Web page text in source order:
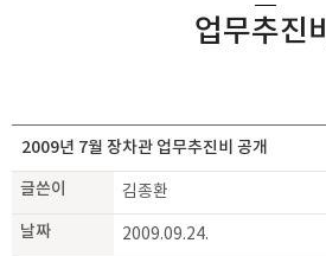
업무추진비
2009년 7월 장차관 업무추진비 공개
글쓴이 김종환
날짜 2009.09.24.